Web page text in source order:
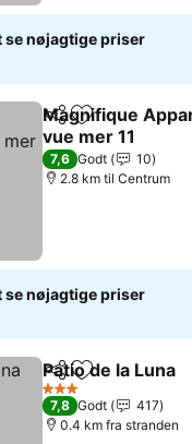
nøjagtige priser
Del Føj til
Magnifique
vue mer 11
7,6 Godt
10
2.8 km til Centrum
nøjagtige priser
Del Føj til
Patio de la Luna
3 Stjerner
7,8 Godt
417
0.4 km fra stranden